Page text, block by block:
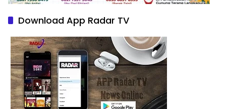
Download App Radar TV